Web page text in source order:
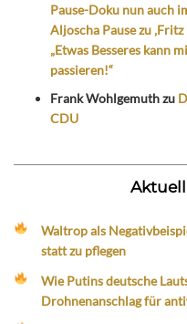
Pause-Doku nun auch
Aljoscha Pause zu
„Etwas Besseres kann
passieren!“
Frank Wohlgemuthzu
CDU
Waltrop als
statt zu pflegen
Wie Putins deutsche
Drohnenanschlag für